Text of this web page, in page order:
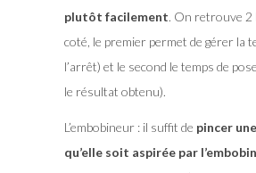
plutôt facilement. On retrouve 2
coté, le premier permet de gérer la
l’arrêt) et le second le temps de
le résultat obtenu).
L’embobineur : il suffit de pincer
qu’elle soit aspirée par